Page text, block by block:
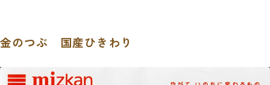
金のつぶ 国産ひきわり